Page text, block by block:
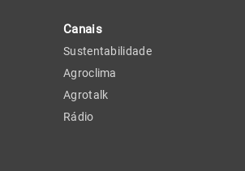
Canais
Sustentabilidade
Agroclima
Agrotalk
Rádio